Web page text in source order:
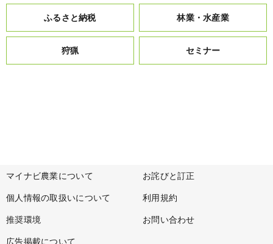
ふるさと納税 林業・水産業
狩猟 セミナー
マイナビ農業について お詫びと訂正
個人情報の取扱いについて 利用規約
推奨環境 お問い合わせ
広告掲載について